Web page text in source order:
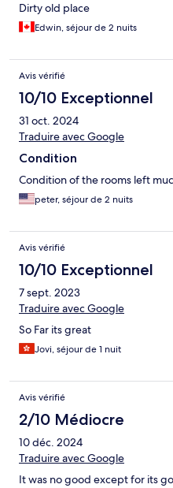
Dirty old place
Edwin, séjour de 2 nuits
Avis vérifié
10/10 Exceptionnel
31 oct. 2024
Traduire avec Google
Condition
Condition of the rooms left
peter, séjour de 2 nuits
Avis vérifié
10/10 Exceptionnel
7 sept. 2023
Traduire avec Google
So Far its great
Jovi, séjour de 1 nuit
Avis vérifié
2/10 Médiocre
10 déc. 2024
Traduire avec Google
It was no good except for its